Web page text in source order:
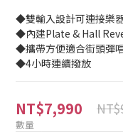
◆雙輸入設計可連接樂
◆內建Plate & Hall
◆攜帶方便適合街頭彈
◆4小時連續撥放
NT$7,990
數量